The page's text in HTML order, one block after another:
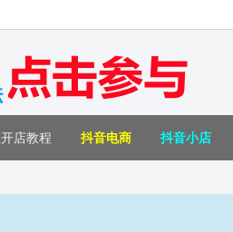
店教程 抖音电商 抖音小店